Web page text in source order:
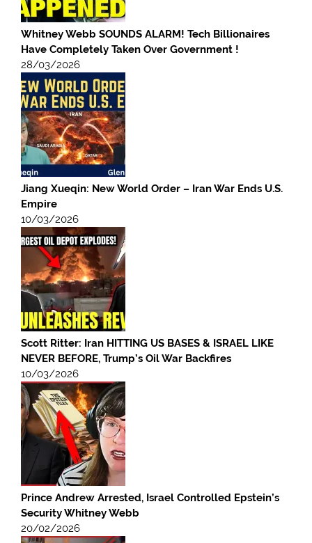
Whitney Webb SOUNDS ALARM! Tech Billionaires
Have Completely Taken Over Government !
28/03/2026
Jiang Xueqin: New World Order – Iran War Ends U.S.
Empire
10/03/2026
Scott Ritter: Iran HITTING US BASES & ISRAEL LIKE
NEVER BEFORE, Trump’s Oil War Backfires
10/03/2026
Prince Andrew Arrested, Israel Controlled Epstein’s
Security Whitney Webb
20/02/2026